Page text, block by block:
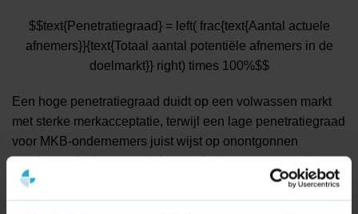
$$text{Penetratiegraad} = left( frac{text{Aantal actuele
afnemers}}{text{Totaal aantal potentiële afnemers in de
doelmarkt}} right) times 100%$$
Een hoge penetratiegraad duidt op een volwassen markt
met sterke merkacceptatie, terwijl een lage penetratiegraad
voor MKB-ondernemers juist wijst op onontgonnen
marktaandeel kunnen vergroten.